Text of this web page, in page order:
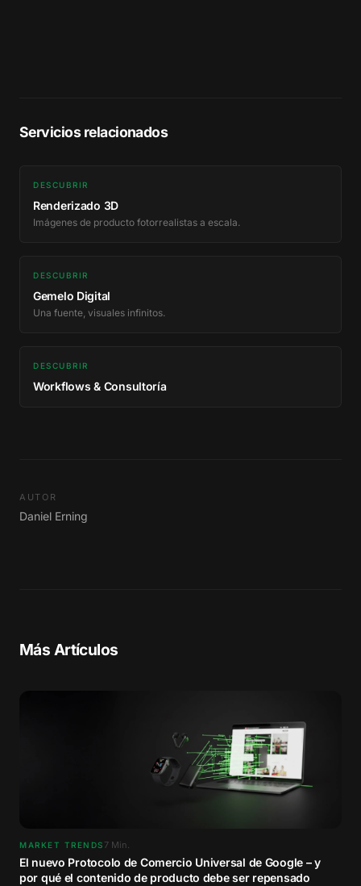
Servicios relacionados
DESCUBRIR
Renderizado 3D
Imágenes de producto fotorrealistas a escala.
DESCUBRIR
Gemelo Digital
Una fuente, visuales infinitos.
DESCUBRIR
Workflows & Consultoría
AUTOR
Daniel Erning
Más Artículos
MARKET TRENDS 7Min.
El nuevo Protocolo de Comercio Universal de Google – y
por qué el contenido de producto debe ser repensado